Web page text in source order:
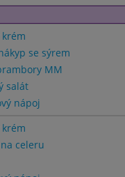
krém
se sýrem
MM
salát
nápoj
krém
celeru